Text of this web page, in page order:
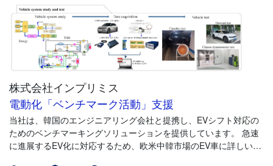
幸いです。
電費測定は、エネルギーフロー解析手法により、トータルのエネ
ルギー入力(100%)が車両のどのシステムで消費されロスが発生し
ているかを測定することが可能です。 これにより、車両間の詳細
な彼我比較が可能です。
実施内容とプロジェクト例
• 競合車の電動車の熱マネジメント回路解析（エアコン、ヒートポ
ンプ動作）
• CAN信号解析
• 電動車の燃費、電費効率測定
• バッテリー充放電システムの解析
株式会社インプリミス
電動化「ベンチマーク活動」支援
当社は、韓国のエンジニアリング会社と提携し、EVシフト対応の
ためのベンチマーキングソリューションを提供しています。 急速
に進展するEV化に対応するため、欧米中韓市場のEV車に詳しい強